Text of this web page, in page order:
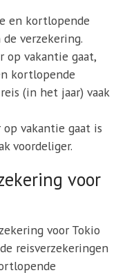
en kortlopende
verzekering.
op vakantie gaat,
kortlopende
(in het jaar) vaak
vakantie gaat is
voordeliger.
voor
voor Tokio
reisverzekeringen